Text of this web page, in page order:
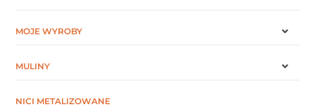
MOJE WYROBY
MULINY
NICI METALIZOWANE